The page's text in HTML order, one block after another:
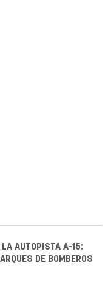
LA AUTOPISTA A-15:
DE BOMBEROS